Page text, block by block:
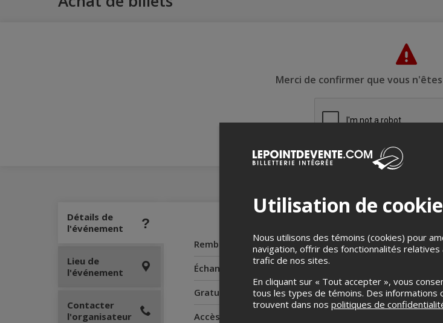
Merci de confirmer que vous
Détails de
l'événement
Remboursements
Jusqu'à 1 jour
Échanges
Gratuité pour les enfants
Gratuit pour
Accès pour personnes à mobilité réduite
Lieu de
l'événement
Contacter
l'organisateur
Utilisation de
Nous utilisons des témoins (cookies) pour
navigation, offrir des fonctionnalités
trafic de nos sites.
En cliquant sur « Tout accepter », vous
tous les types de témoins. Des informations
trouvent dans nos politiques de